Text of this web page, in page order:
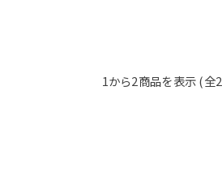
1から2商品を表示 (全2